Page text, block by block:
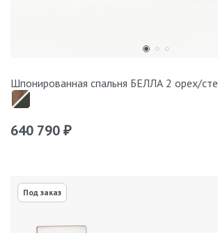
Шпонированная спальня БЕЛЛА 2 орех/
640 790 ₽
Под заказ